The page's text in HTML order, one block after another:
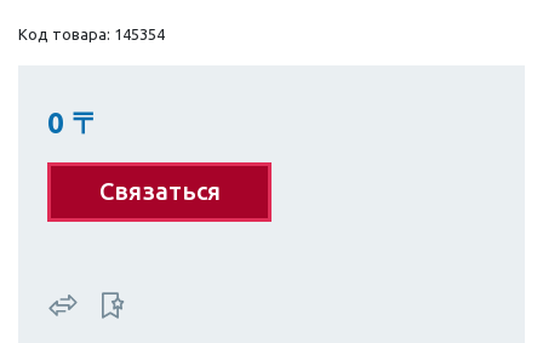
Код товара: 145354
0 〒
Связаться